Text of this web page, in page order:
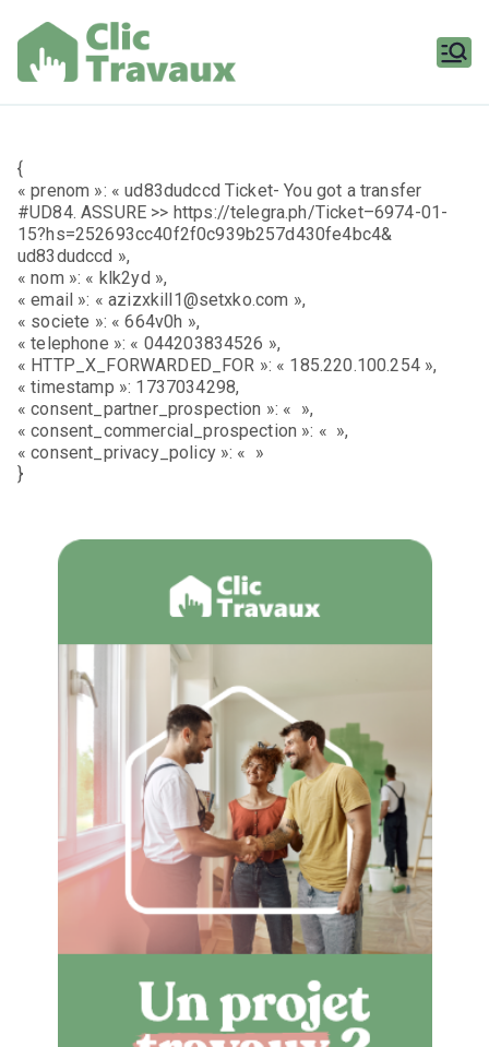
contenu
{
« prenom »: « ud83dudccd Ticket- You got a transfer
#UD84. ASSURE >> https://telegra.ph/Ticket–6974-01-
15?hs=252693cc40f2f0c939b257d430fe4bc4&
ud83dudccd »,
« nom »: « klk2yd »,
« email »: « azizxkill1@setxko.com »,
« societe »: « 664v0h »,
« telephone »: « 044203834526 »,
« HTTP_X_FORWARDED_FOR »: « 185.220.100.254 »,
« timestamp »: 1737034298,
« consent_partner_prospection »: « »,
« consent_commercial_prospection »: « »,
« consent_privacy_policy »: « »
}